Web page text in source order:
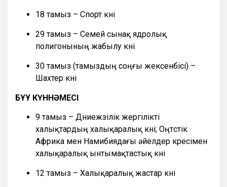
18 тамыз – Спорт күні
29 тамыз – Семей сынақ ядролық
полигонының жабылу күні
30 тамыз (тамыздың соңғы жексенбісі) –
Шахтер күні
БҰҰ КҮННӘМЕСІ
9 тамыз – Дүниежүзілік жергілікті
халықтардың халықаралық күні; Оңтүстік
Африка мен Намибиядағы әйелдер күресімен
халықаралық ынтымақтастық күні
12 тамыз – Халықаралық жастар күні